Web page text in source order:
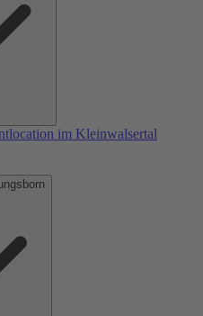
im Kleinwalsertal